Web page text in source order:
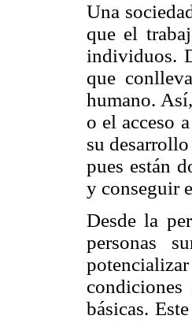
Una
que el
individuos.
que
humano.
o el acceso
su
pues están
y conseguir
Desde la
personas
básicas.